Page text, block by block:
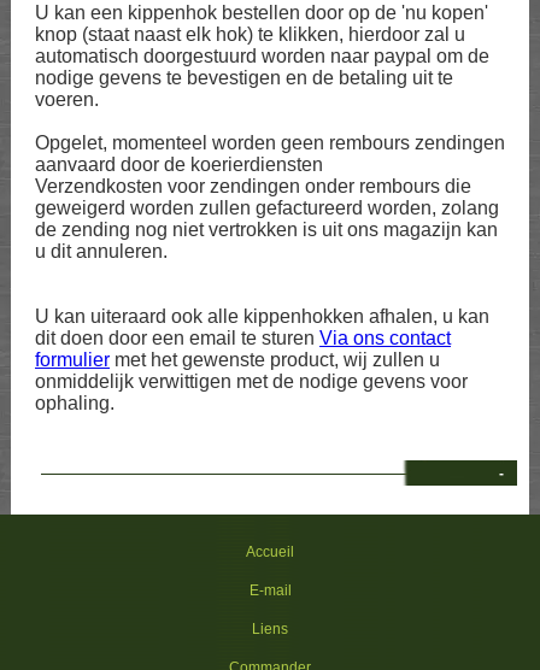
U kan een kippenhok bestellen door op de 'nu kopen'
knop (staat naast elk hok) te klikken, hierdoor zal u
automatisch doorgestuurd worden naar paypal om de
nodige gevens te bevestigen en de betaling uit te
voeren.
Opgelet, momenteel worden geen rembours zendingen
aanvaard door de koerierdiensten
Verzendkosten voor zendingen onder rembours die
geweigerd worden zullen gefactureerd worden, zolang
de zending nog niet vertrokken is uit ons magazijn kan
u dit annuleren.
U kan uiteraard ook alle kippenhokken afhalen, u kan
dit doen door een email te sturen Via ons contact
formulier met het gewenste product, wij zullen u
onmiddelijk verwittigen met de nodige gevens voor
ophaling.
-
Accueil
E-mail
Liens